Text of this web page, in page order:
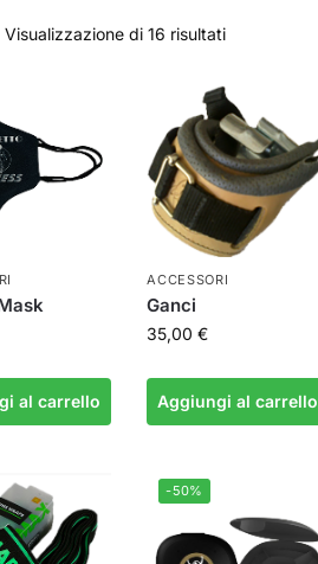
Visualizzazione di 16 risultati
al carrello
ACCESSORI
Ganci
35,00€
Aggiungi al carrello
-50%